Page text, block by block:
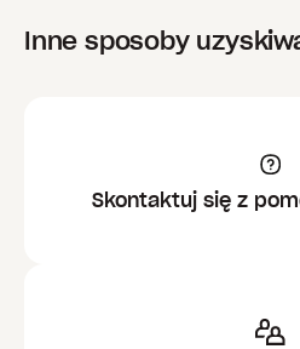
Inne sposoby
Skontaktuj się z